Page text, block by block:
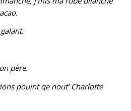
père.
pouint qe nout’ Charlotte